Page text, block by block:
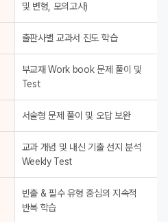
및 변형, 모의고사)
출판사별 교과서 진도 학습
부교재 Work book 문제 풀이 및
Test
서술형 문제 풀이 및 오답 보완
교과 개념 및 내신 기출 선지 분석
Weekly Test
빈출 & 필수 유형 중심의 지속적
반복 학습